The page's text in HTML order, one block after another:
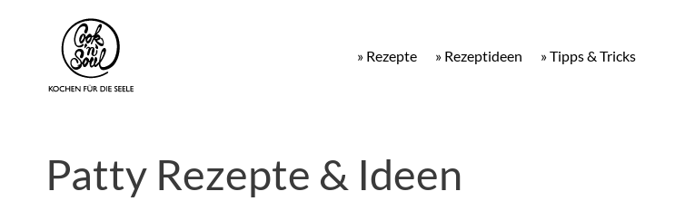
» Tipps & Tricks
» Rezeptideen
» Rezepte
Patty Rezepte & Ideen